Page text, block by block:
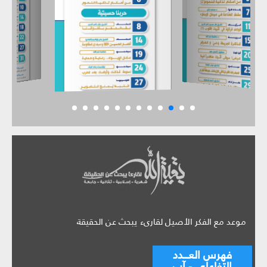
موعد مع الفكر الأصيل لقارىء يبحث عن الحقيقة
فهرس العـــدد